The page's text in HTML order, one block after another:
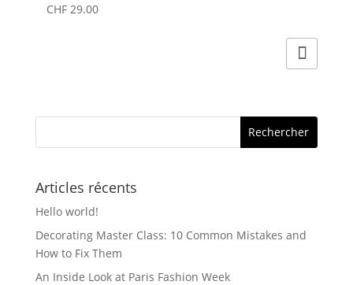
CHF29.00
peuvent
la
du
Articles récents
Hello world!
Decorating Master Class: 10 Common Mistakes and
How to Fix Them
An Inside Look at Paris Fashion Week